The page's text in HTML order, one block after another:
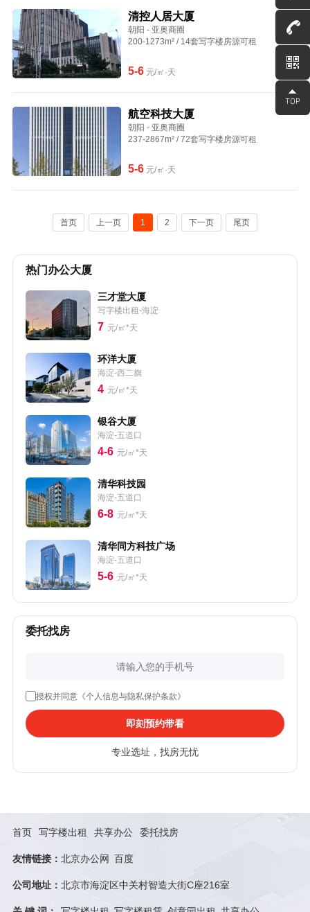
清控人居大厦
朝阳 - 亚奥商圈
200-1273m² / 14套写字楼房源可租
5-6元/㎡·天
航空科技大厦
朝阳 - 亚奥商圈
237-2867m² / 72套写字楼房源可租
5-6元/㎡·天
首页 上一页 1 2 下一页 尾页
热门办公大厦
三才堂大厦
写字楼出租-海淀
7 元/㎡*天
环洋大厦
海淀-西二旗
4 元/㎡*天
银谷大厦
海淀-五道口
4-6 元/㎡*天
清华科技园
海淀-五道口
6-8 元/㎡*天
清华同方科技广场
海淀-五道口
5-6 元/㎡*天
委托找房
授权并同意《个人信息与隐私保护条款》
即刻预约带看
专业选址，找房无忧
首页 写字楼出租 共享办公 委托找房
友情链接： 北京办公网 百度
公司地址： 北京市海淀区中关村智造大街C座216室